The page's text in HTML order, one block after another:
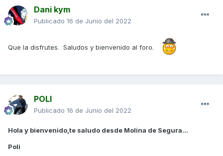
Dani kym
Publicado 16 de Junio del 2022
Que la disfrutes. Saludos y bienvenido al foro.
POLI
Publicado 16 de Junio del 2022
Hola y bienvenido,te saludo desde Molina de Segura...
Poli